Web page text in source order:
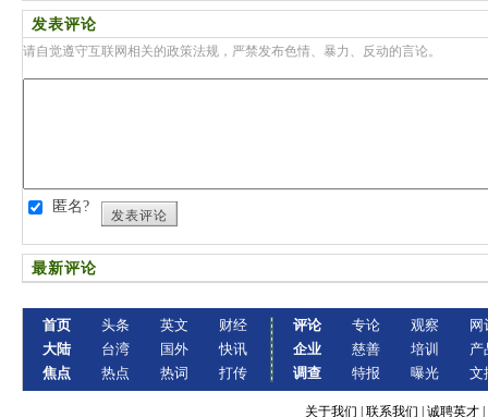
发表评论
请自觉遵守互联网相关的政策法规，严禁发布色情、暴力、反动的言论。
匿名?
发表评论
最新评论
首页
大陆
焦点
头条
台湾
热点
英文
国外
热词
财经
快讯
打传
评论
企业
调查
专论
慈善
特报
观察
培训
曝光
网
产
文
关于我们 联系我们 诚聘英才